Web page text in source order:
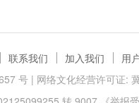
联系我们 加入我们 用
号| 网络文化经营许可证: